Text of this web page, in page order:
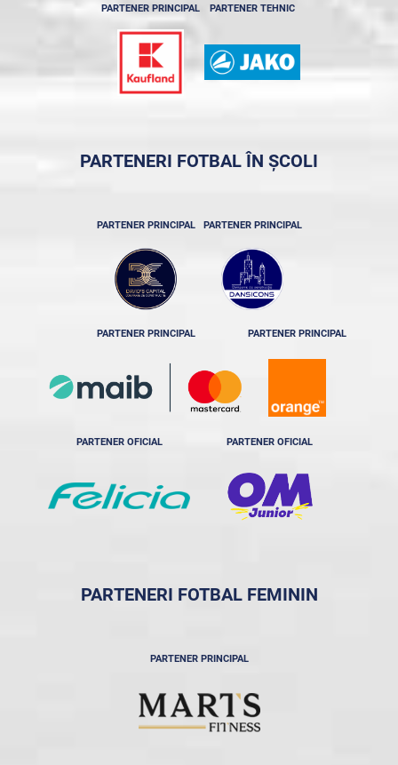
PARTENER PRINCIPAL PARTENER TEHNIC
PARTENERI FOTBAL ÎN ȘCOLI
PARTENER PRINCIPAL PARTENER PRINCIPAL
PARTENER PRINCIPAL PARTENER PRINCIPAL
PARTENER OFICIAL PARTENER OFICIAL
PARTENERI FOTBAL FEMININ
PARTENER PRINCIPAL